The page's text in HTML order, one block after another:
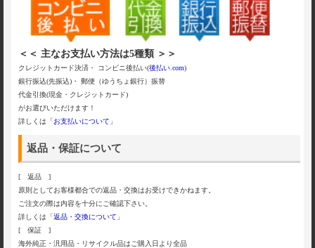
＜＜ 主なお支払い方法は5種類 ＞＞
クレジットカード決済・ コンビニ後払い(後払い.com)
銀行振込(先振込)・ 郵便（ゆうちょ銀行）振替
代金引換(現金・クレジットカード)
がお選びいただけます！
詳しくは「お支払いについて 」
返品・保証について
[ 返品 ]
原則としてお客様都合での返品・交換はお受けできかねます。
ご注文の際は内容を十分にご確認下さい。
詳しくは「返品・交換について 」
[ 保証 ]
海外純正・汎用品・リサイクル品はご購入日より全品